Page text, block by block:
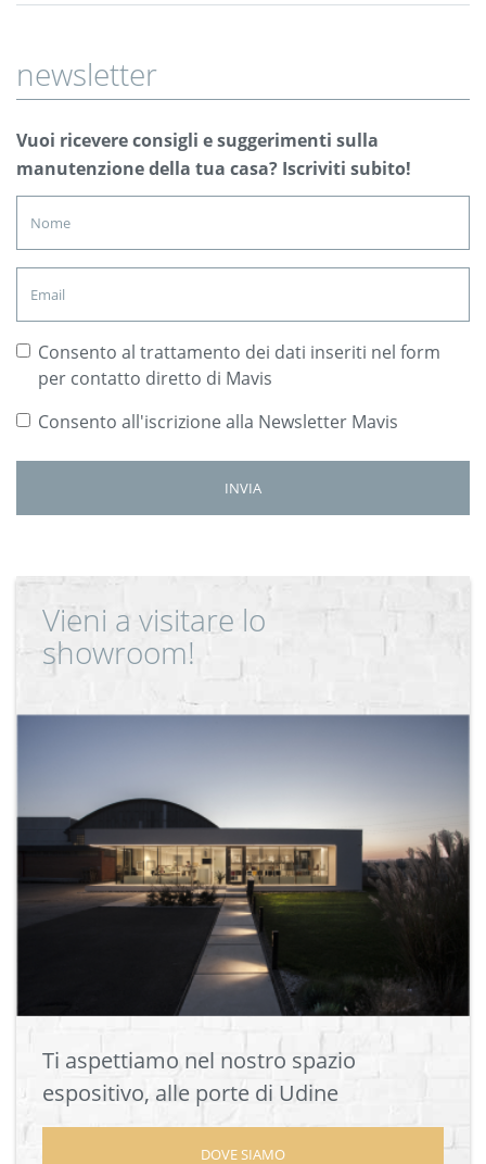
newsletter
Vuoi ricevere consigli e suggerimenti sulla
manutenzione della tua casa? Iscriviti subito!
Consento al trattamento dei dati inseriti nel form
per contatto diretto di Mavis
Consento all'iscrizione alla Newsletter Mavis
Vieni a visitare lo
showroom!
Ti aspettiamo nel nostro spazio
espositivo, alle porte di Udine
DOVE SIAMO